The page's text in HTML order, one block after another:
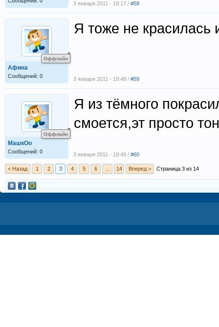
3 января 2011 - 19:17 / #58
Оффлайн
Афина
Сообщений: 0
Я тоже не
3 января 2011 - 19:48 / #59
Оффлайн
МашкОо
Сообщений: 0
Я из тёмного
смоется,эт просто
3 января 2011 - 19:49 / #60
< Назад 1 2 3 4 5 6 14 Вперед > Страница 3 из 14